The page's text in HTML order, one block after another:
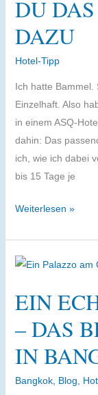
DU
DAZU
Hotel-Tipp
Ich hatte Bammel.
Einzelhaft. Also
in einem ASQ-
dahin: Das
ich, wie ich dabei
bis 15 Tage je
Quarantäne
überleben
–
findest
das
richtige
dazu
Weiterlesen »
EIN
– DAS
IN
Bangkok, Blog